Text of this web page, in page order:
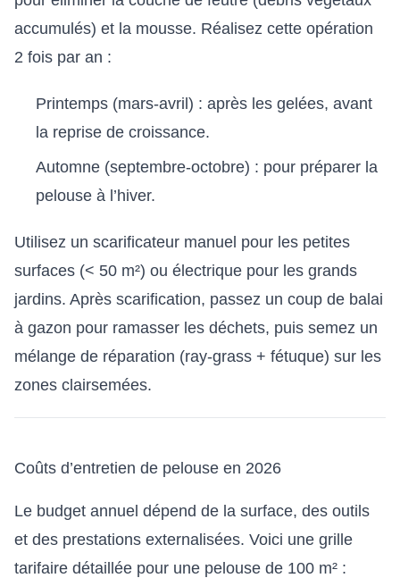
accumulés) et la mousse. Réalisez cette opération
2 fois par an :
Printemps (mars-avril) : après les gelées, avant
la reprise de croissance.
Automne (septembre-octobre) : pour préparer la
pelouse à l’hiver.
Utilisez un scarificateur manuel pour les petites
surfaces (< 50 m²) ou électrique pour les grands
jardins. Après scarification, passez un coup de balai
à gazon pour ramasser les déchets, puis semez un
mélange de réparation (ray-grass + fétuque) sur les
zones clairsemées.
Coûts d’entretien de pelouse en 2026
Le budget annuel dépend de la surface, des outils
et des prestations externalisées. Voici une grille
tarifaire détaillée pour une pelouse de 100 m² :